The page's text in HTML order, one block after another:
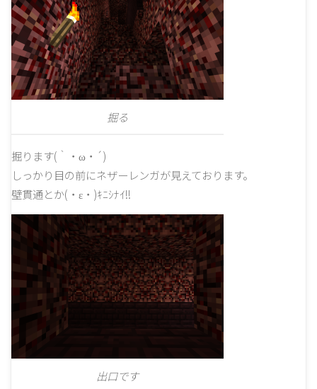
掘る
掘ります(｀・ω・´)
しっかり目の前にネザーレンガが見えております。
壁貫通とか(・ε・)ｷﾆｼﾅｲ!!
出口です